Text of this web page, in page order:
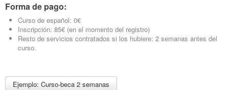
Forma de pago:
Curso de español: 0€
Inscripción: 85€ (en el momento del registro)
Resto de servicios contratados si los hubiere: 2 semanas antes del
curso.
Ejemplo: Curso-beca 2 semanas